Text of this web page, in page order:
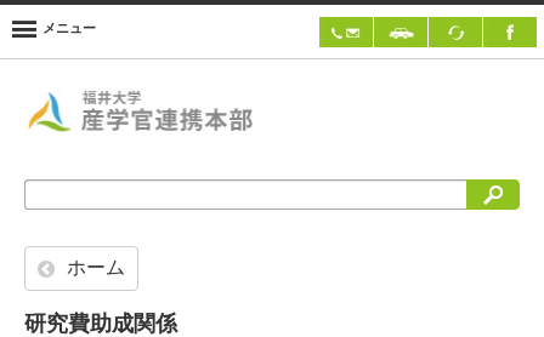
メニュー
検索
ホーム
研究費助成関係